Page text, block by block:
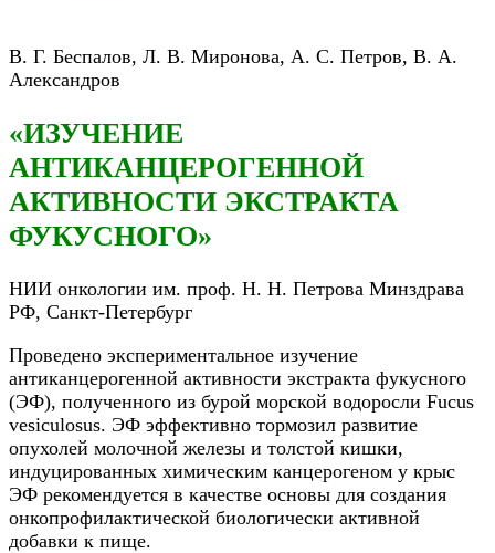
В. Г. Беспалов, Л. В. Миронова, А. С. Петров, В. А.
Александров
«ИЗУЧЕНИЕ
АНТИКАНЦЕРОГЕННОЙ
АКТИВНОСТИ ЭКСТРАКТА
ФУКУСНОГО»
НИИ онкологии им. проф. Н. Н. Петрова Минздрава
РФ, Санкт-Петербург
Проведено экспериментальное изучение
антиканцерогенной активности экстракта фукусного
(ЭФ), полученного из бурой морской водоросли Fucus
vesiculosus. ЭФ эффективно тормозил развитие
опухолей молочной железы и толстой кишки,
индуцированных химическим канцерогеном у крыс
ЭФ рекомендуется в качестве основы для создания
онкопрофилактической биологически активной
добавки к пище.